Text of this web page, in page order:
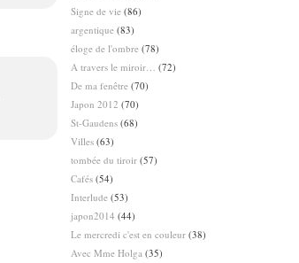
Signe de vie (86)
argentique (83)
éloge de l'ombre (78)
A travers le miroir…
(72)
De ma fenêtre (70)
Japon 2012 (70)
St-Gaudens (68)
Villes (63)
tombée du tiroir (57)
Cafés (54)
Interlude (53)
japon2014 (44)
Le mercredi c'est en couleur (38)
Avec Mme Holga (35)